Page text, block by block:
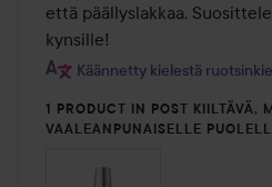
että päällyslakkaa.
kynsille!
Käännetty kielestä
1 PRODUCT IN POST KIILTÄVÄ,
VAALEANPUNAISELLE